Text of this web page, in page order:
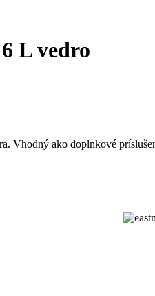
L vedro
Vhodný ako doplnkové